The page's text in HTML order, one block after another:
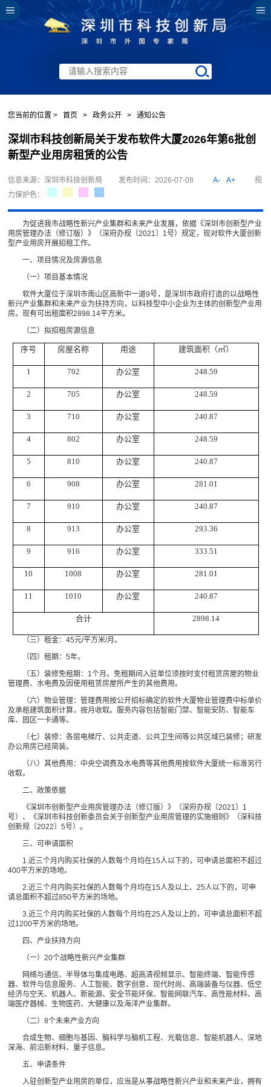
您当前的位置 > 首页 > 政务公开 > 通知公告
深圳市科技创新局关于发布软件大厦2026年第6批创
新型产业用房租赁的公告
信息来源：深圳市科技创新局 发布时间：2026-07-08 A- A+
视
力保护色：
为促进我市战略性新兴产业集群和未来产业发展，依据《深圳市创新型产业
用房管理办法（修订版）》（深府办规〔2021〕1号）规定，现对软件大厦创新
型产业用房开展招租工作。
一、项目情况及房源信息
（一）项目基本情况
软件大厦位于深圳市南山区高新中一道9号，是深圳市政府打造的以战略性
新兴产业集群和未来产业为扶持方向，以科技型中小企业为主体的创新型产业用
房。现有可出租面积2898.14平方米。
（二）拟招租房源信息
序号 房屋名称 用途 建筑面积（㎡）
1 702 办公室 248.59
2 705 办公室 248.59
3 710 办公室 240.87
4 802 办公室 248.59
5 810 办公室 240.87
6 908 办公室 281.01
7 910 办公室 240.87
8 913 办公室 293.36
9 916 办公室 333.51
10 1008 办公室 281.01
11 1010 办公室 240.87
合计 2898.14
（三）租金：45元/平方米/月。
（四）租期：5年。
（五）装修免租期：1个月。免租期间入驻单位须按时支付租赁房屋的物业
管理费、水电费及因使用租赁房屋所产生的其他费用。
（六）物业管理：管理费用按公开招标确定的软件大厦物业管理费中标单价
及承租建筑面积计算，按月收取。服务内容包括智能门禁、智能安防、智能车
库、园区一卡通等。
（七）装修：各层电梯厅、公共走道、公共卫生间等公共区域已装修；研发
办公用房已经简装。
（八）其他费用：中央空调费及水电费等其他费用按软件大厦统一标准另行
收取。
二、政策依据
《深圳市创新型产业用房管理办法（修订版）》（深府办规〔2021〕1
号）、《深圳市科技创新委员会关于创新型产业用房管理的实施细则》（深科技
创新规〔2022〕5号）。
三、可申请面积
1.近三个月内购买社保的人数每个月均在15人以下的，可申请总面积不超过
400平方米的场地。
2.近三个月内购买社保的人数每个月均在15人及以上、25人以下的，可申
请总面积不超过850平方米的场地。
3.近三个月内购买社保的人数每个月均在25人及以上的，可申请总面积不超
过1200平方米的场地。
四、产业扶持方向
（一）20个战略性新兴产业集群
网络与通信、半导体与集成电路、超高清视频显示、智能终端、智能传感
器、软件与信息服务、人工智能、数字创意、现代时尚、高端装备与仪器、低空
经济与空天、机器人、新能源、安全节能环保、智能网联汽车、高性能材料、高
端医疗器械、生物医药、大健康以及海洋产业集群。
（二）8个未来产业方向
合成生物、细胞与基因、脑科学与脑机工程、光载信息、智能机器人、深地
深海、前沿新材料、量子信息。
五、申请条件
入驻创新型产业用房的单位，应当是从事战略性新兴产业和未来产业，拥有